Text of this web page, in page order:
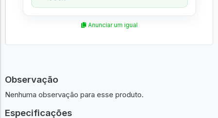
Anunciar um igual
Observação
Nenhuma observação para esse produto.
Especificações